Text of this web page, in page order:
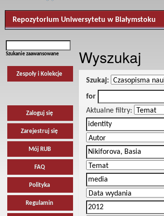
Repozytorium Uniwersytetu w Białymstoku
Szukanie zaawansowane
Zespoły i Kolekcje
Zaloguj się
Zarejestruj się
Mój RUB
FAQ
Polityka
Regulamin
Wyszukaj
Szukaj:
for
Aktualne filtry: